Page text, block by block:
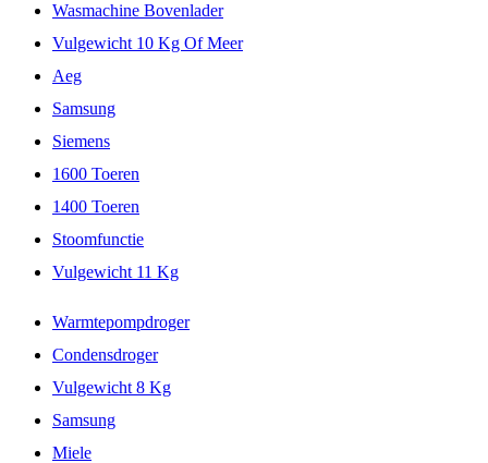
Wasmachine Bovenlader
Vulgewicht 10 Kg Of Meer
Aeg
Samsung
Siemens
1600 Toeren
1400 Toeren
Stoomfunctie
Vulgewicht 11 Kg
Warmtepompdroger
Condensdroger
Vulgewicht 8 Kg
Samsung
Miele